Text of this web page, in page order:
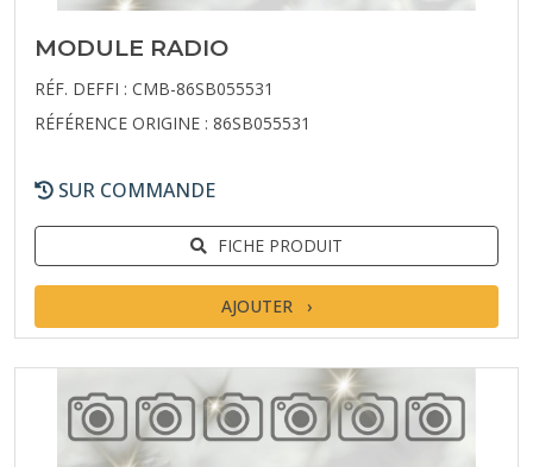
MODULE RADIO
RÉF. DEFFI : CMB-86SB055531
RÉFÉRENCE ORIGINE : 86SB055531
SUR COMMANDE
FICHE PRODUIT
AJOUTER